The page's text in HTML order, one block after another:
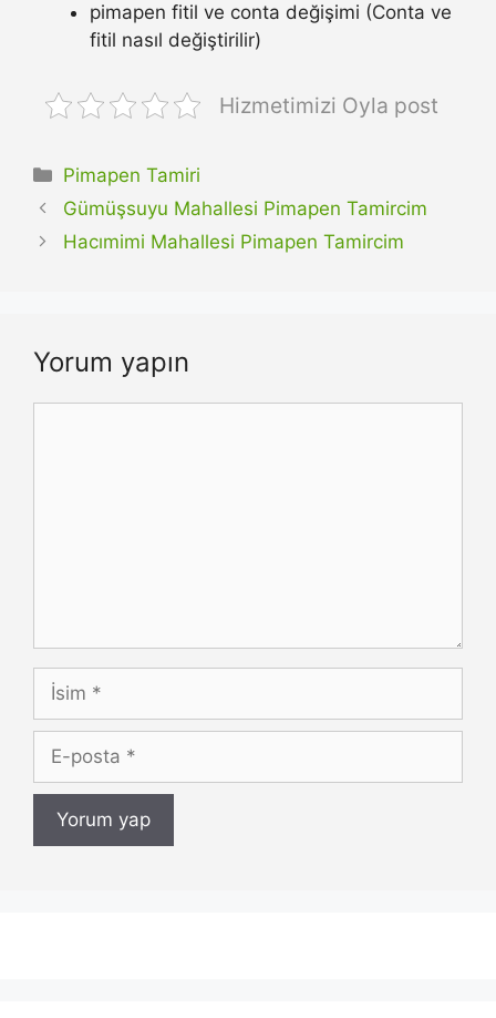
pimapen fitil ve conta değişimi (Conta ve
fitil nasıl değiştirilir)
Hizmetimizi Oyla post
Kategoriler
Pimapen Tamiri
Gümüşsuyu Mahallesi Pimapen Tamircim
Hacımimi Mahallesi Pimapen Tamircim
Yorum yapın
İsim
posta